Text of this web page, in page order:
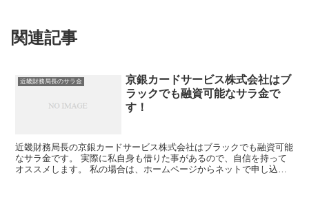
関連記事
近畿財務局長のサラ金
京銀カードサービス株式会社はブ
ラックでも融資可能なサラ金で
す！
近畿財務局長の京銀カードサービス株式会社はブラックでも融資可能
なサラ金です。 実際に私自身も借りた事があるので、自信を持って
オススメします。 私の場合は、ホームページからネットで申し込み